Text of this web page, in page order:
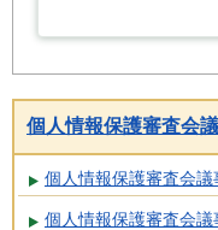
個人情報保護審査会
個人情報保護審査会
個人情報保護審査会